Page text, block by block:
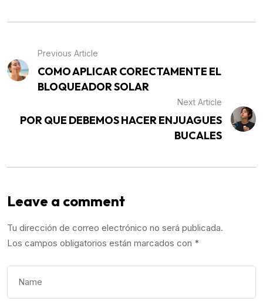
Previous Article
COMO APLICAR CORECTAMENTE EL
BLOQUEADOR SOLAR
Next Article
POR QUE DEBEMOS HACER ENJUAGUES
BUCALES
Leave a comment
Tu dirección de correo electrónico no será publicada.
Los campos obligatorios están marcados con *